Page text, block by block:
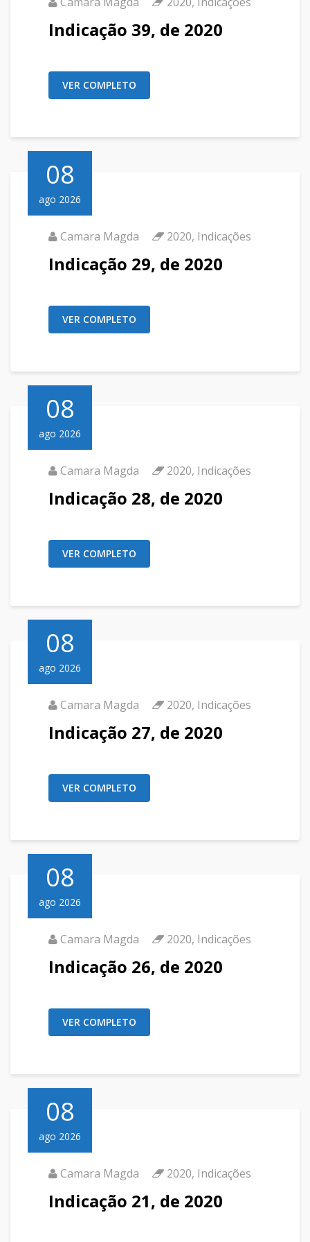
Indicação 39, de 2020
VER COMPLETO
08
ago 2026
Camara Magda 2020, Indicações
Indicação 29, de 2020
VER COMPLETO
08
ago 2026
Camara Magda 2020, Indicações
Indicação 28, de 2020
VER COMPLETO
08
ago 2026
Camara Magda 2020, Indicações
Indicação 27, de 2020
VER COMPLETO
08
ago 2026
Camara Magda 2020, Indicações
Indicação 26, de 2020
VER COMPLETO
08
ago 2026
Camara Magda 2020, Indicações
Indicação 21, de 2020